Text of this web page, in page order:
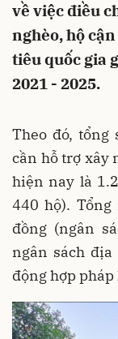
về việc điều
nghèo, hộ
tiêu quốc gia
2021 - 2025.
Theo đó, tổng
cần hỗ trợ xây
hiện nay là
440 hộ).
đồng (ngân
ngân sách
động hợp